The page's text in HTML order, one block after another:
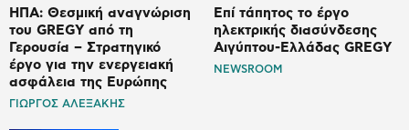
ΗΠΑ: Θεσμική αναγνώριση
του GREGY από τη
Γερουσία – Στρατηγικό
έργο για την ενεργειακή
ασφάλεια της Ευρώπης
ΓΙΩΡΓΟΣ ΑΛΕΞΑΚΗΣ
Επί τάπητος το έργο
ηλεκτρικής διασύνδεσης
Αιγύπτου-Ελλάδας GREGY
NEWSROOM